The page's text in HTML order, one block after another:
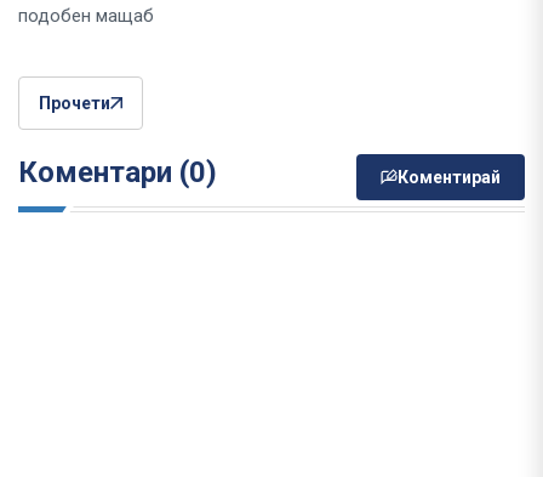
подобен мащаб
Прочети
Коментари (0) Коментирай